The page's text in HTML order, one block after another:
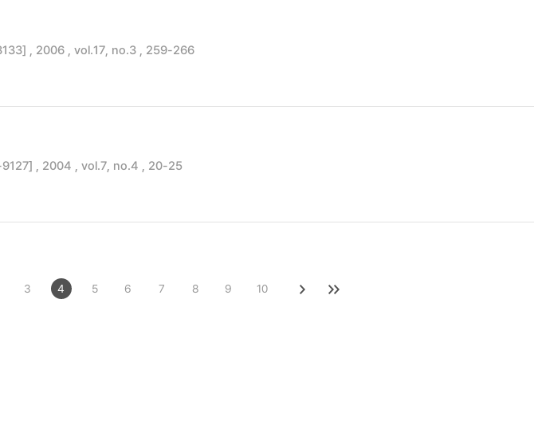
, 2006 , vol.17, no.3 , 259-266
9127] , 2004 , vol.7, no.4 , 20-25
3 4 5 6 7 8 9 10